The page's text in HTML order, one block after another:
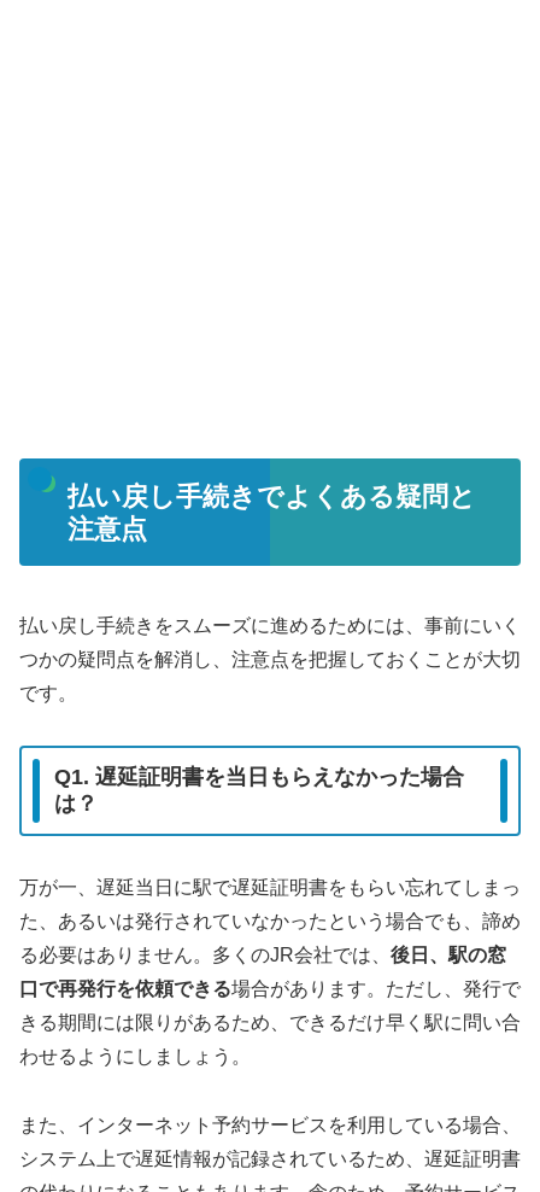
払い戻し手続きでよくある疑問と
注意点
払い戻し手続きをスムーズに進めるためには、事前にいく
つかの疑問点を解消し、注意点を把握しておくことが大切
です。
Q1. 遅延証明書を当日もらえなかった場合
は？
万が一、遅延当日に駅で遅延証明書をもらい忘れてしまっ
た、あるいは発行されていなかったという場合でも、諦め
る必要はありません。多くのJR会社では、 後日、駅の窓
口で再発行を依頼できる場合があります。ただし、発行で
きる期間には限りがあるため、できるだけ早く駅に問い合
わせるようにしましょう。
また、インターネット予約サービスを利用している場合、
システム上で遅延情報が記録されているため、遅延証明書